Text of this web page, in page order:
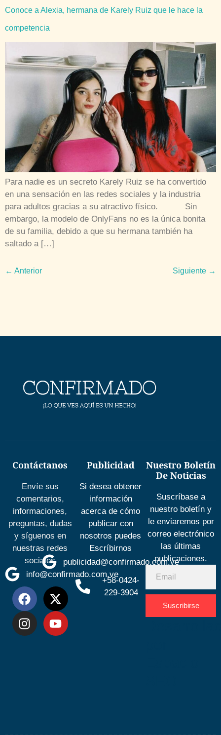
Conoce a Alexia, hermana de Karely Ruiz que le hace la
competencia
Para nadie es un secreto Karely Ruiz se ha convertido
en una sensación en las redes sociales y la industria
para adultos gracias a su atractivo físico. Sin
embargo, la modelo de OnlyFans no es la única bonita
de su familia, debido a que su hermana también ha
saltado a […]
← Anterior Siguiente →
Contáctanos
Envíe sus
comentarios,
informaciones,
preguntas, dudas
y síguenos en
nuestras redes
sociales
info@confirmado.com.ve
Publicidad
Si desea obtener
información
acerca de cómo
publicar con
nosotros puedes
Escríbirnos
publicidad@confirmado.com.ve
+58-0424-
229-3904
Nuestro Boletín
De Noticias
Suscríbase a
nuestro boletín y
le enviaremos por
correo electrónico
las últimas
publicaciones.
Suscribirse